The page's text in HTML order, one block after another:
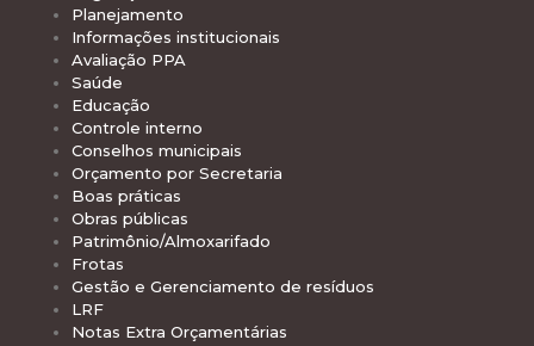
Planejamento
Informações institucionais
Avaliação PPA
Saúde
Educação
Controle interno
Conselhos municipais
Orçamento por Secretaria
Boas práticas
Obras públicas
Patrimônio/Almoxarifado
Frotas
Gestão e Gerenciamento de resíduos
LRF
Notas Extra Orçamentárias